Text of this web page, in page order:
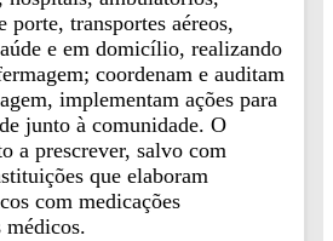
porte, transportes aéreos,
e em domicílio, realizando
coordenam e auditam
implementam ações para
junto à comunidade. O
a prescrever, salvo com
que elaboram
com medicações
médicos.